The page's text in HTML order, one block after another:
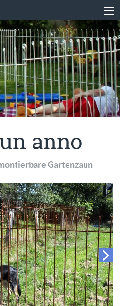
anno
Gartenzaun